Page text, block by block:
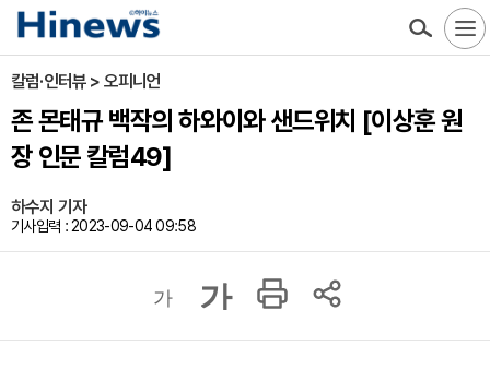
칼럼·인터뷰 > 오피니언
존 몬태규 백작의 하와이와 샌드위치 [이상훈 원
장 인문 칼럼49]
하수지 기자
기사입력 : 2023-09-04 09:58
가 가